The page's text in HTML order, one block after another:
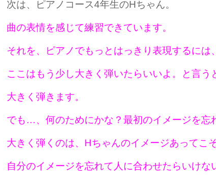
次は、ピアノコース4年生のHちゃん。
曲の表情を感じて練習できています。
それを、ピアノでもっとはっきり表現するには
ここはもう少し大きく弾いたらいいよ。と言う
大きく弾きます。
でも…、何のためにかな？最初のイメージを忘
大きく弾くのは、Hちゃんのイメージあってこ
自分のイメージを忘れて人に合わせたらいけな